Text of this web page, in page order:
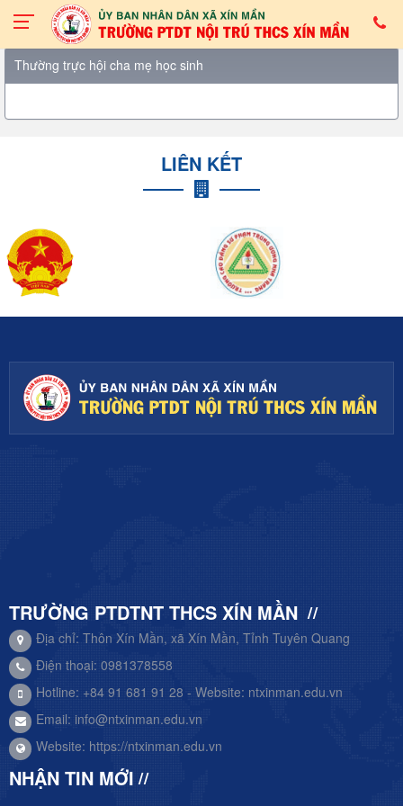
Thường trực hội cha mẹ học sinh
LIÊN KẾT
TRƯỜNG PTDTNT THCS XÍN MẦN
Địa chỉ: Thôn Xín Mần, xã Xín Mần, Tỉnh Tuyên Quang
Điện thoại: 0981378558
Hotline: +84 91 681 91 28 - Website: ntxinman.edu.vn
Email: info@ntxinman.edu.vn
Website: https://ntxinman.edu.vn
NHẬN TIN MỚI